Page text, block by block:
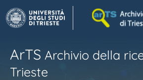
ArTS Archivio della
Trieste